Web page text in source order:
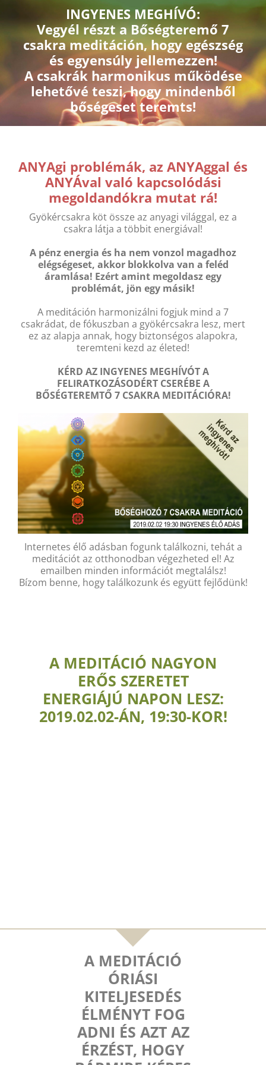
INGYENES MEGHÍVÓ:
Vegyél részt a Bőségteremő 7
csakra meditáción, hogy egészség
és egyensúly jellemezzen!
A csakrák harmonikus működése
lehetővé teszi, hogy mindenből
bőségeset teremts!
ANYAgi problémák, az ANYAggal és
ANYÁval való kapcsolódási
megoldandókra mutat rá!
Gyökércsakra köt össze az anyagi világgal, ez a
csakra látja a többit energiával!
A pénz energia és ha nem vonzol magadhoz
elégségeset, akkor blokkolva van a feléd
áramlása! Ezért amint megoldasz egy
problémát, jön egy másik!
A meditáción harmonizálni fogjuk mind a 7
csakrádat, de fókuszban a gyökércsakra lesz, mert
ez az alapja annak, hogy biztonségos alapokra,
teremteni kezd az életed!
KÉRD AZ INGYENES MEGHÍVÓT A
FELIRATKOZÁSODÉRT CSERÉBE A
BŐSÉGTEREMTŐ 7 CSAKRA MEDITÁCIÓRA!
Internetes élő adásban fogunk találkozni, tehát a
meditációt az otthonodban végezheted el! Az
emailben minden információt megtalálsz!
Bízom benne, hogy találkozunk és együtt fejlődünk!
A MEDITÁCIÓ NAGYON
ERŐS SZERETET
ENERGIÁJÚ NAPON LESZ:
2019.02.02-ÁN, 19:30-KOR!
A MEDITÁCIÓ
ÓRIÁSI
KITELJESEDÉS
ÉLMÉNYT FOG
ADNI ÉS AZT AZ
ÉRZÉST, HOGY